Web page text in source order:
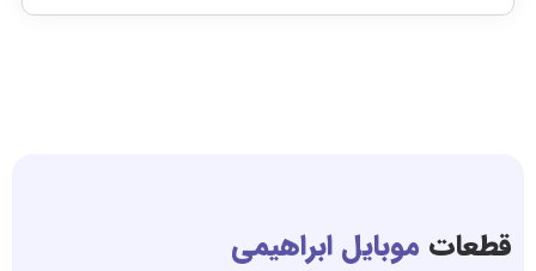
قطعات موبایل ابراهیمی